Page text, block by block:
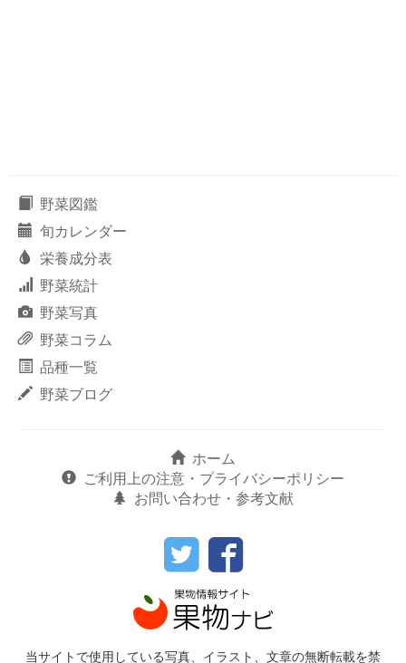
野菜図鑑
旬カレンダー
栄養成分表
野菜統計
野菜写真
野菜コラム
品種一覧
野菜ブログ
ホーム
ご利用上の注意・プライバシーポリシー
お問い合わせ・参考文献
当サイトで使用している写真、イラスト、文章の無断転載を禁